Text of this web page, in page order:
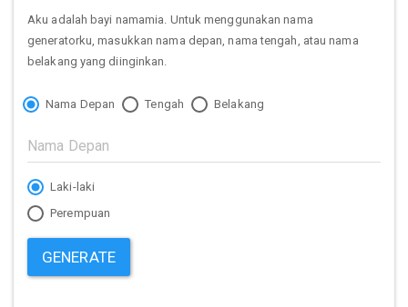
Aku adalah bayi namamia. Untuk menggunakan nama
generatorku, masukkan nama depan, nama tengah, atau nama
belakang yang diinginkan.
Nama Depan Tengah Belakang
Laki-laki
Perempuan
GENERATE